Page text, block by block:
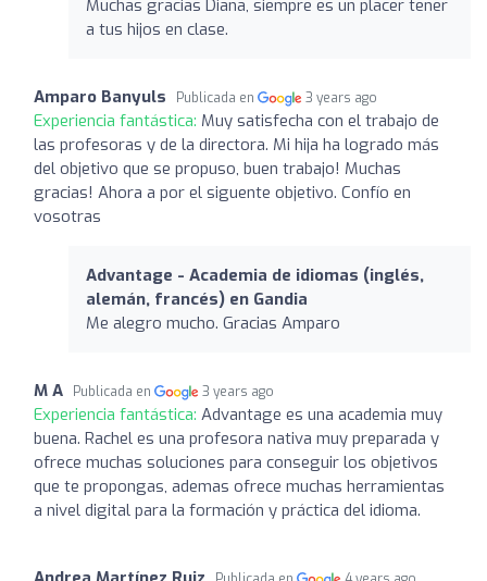
Muchas gracias Diana, siempre es un placer tener
a tus hijos en clase.
Amparo Banyuls Publicada en 3 years ago
Experiencia fantástica: Muy satisfecha con el trabajo de
las profesoras y de la directora. Mi hija ha logrado más
del objetivo que se propuso, buen trabajo! Muchas
gracias! Ahora a por el siguente objetivo. Confío en
vosotras
Advantage - Academia de idiomas (inglés,
alemán, francés) en Gandia
Me alegro mucho. Gracias Amparo
M A Publicada en 3 years ago
Experiencia fantástica: Advantage es una academia muy
buena. Rachel es una profesora nativa muy preparada y
ofrece muchas soluciones para conseguir los objetivos
que te propongas, ademas ofrece muchas herramientas
a nivel digital para la formación y práctica del idioma.